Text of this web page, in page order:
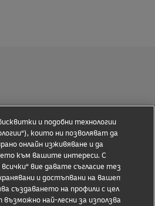
и подобни технологии
които ни позволяват да
онлайн изживяване и да
към вашите интереси. С
вие давате съгласие тези
и достъпвани на вашето
създаването на профили с цел
най-лесни за използване